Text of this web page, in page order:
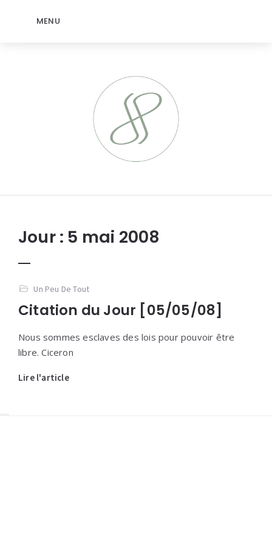
MENU
Jour : 5 mai 2008
Un Peu De Tout
Citation du Jour [05/05/08]
Nous sommes esclaves des lois pour pouvoir être
libre. Ciceron
Lire l'article